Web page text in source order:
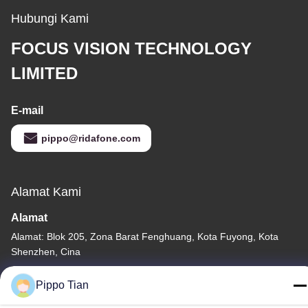
Hubungi Kami
FOCUS VISION TECHNOLOGY
LIMITED
E-mail
pippo@ridafone.com
Alamat Kami
Alamat
Alamat: Blok 205, Zona Barat Fenghuang, Kota Fuyong, Kota
Shenzhen, Cina
Telp
86--13590447319
Pippo Tian